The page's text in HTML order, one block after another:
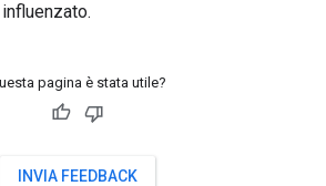
pagina è stata utile?
INVIA FEEDBACK